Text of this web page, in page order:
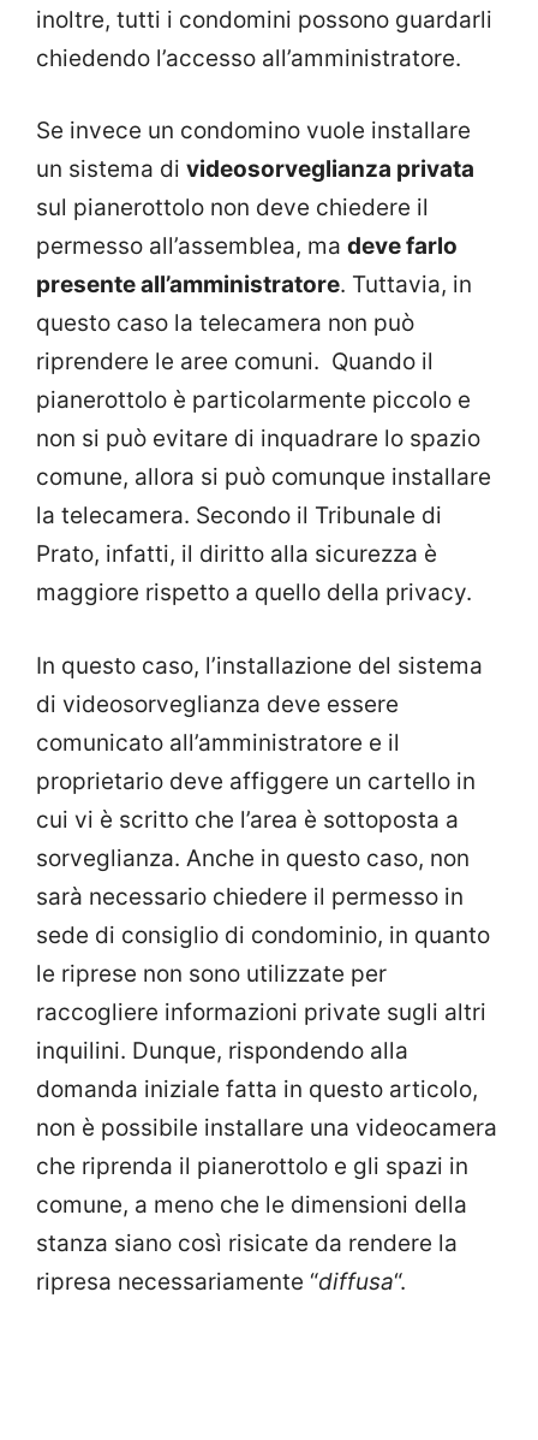
inoltre, tutti i condomini possono guardarli
chiedendo l’accesso all’amministratore.
Se invece un condomino vuole installare
un sistema di videosorveglianza privata
sul pianerottolo non deve chiedere il
permesso all’assemblea, ma deve farlo
presente all’amministratore. Tuttavia, in
questo caso la telecamera non può
riprendere le aree comuni. Quando il
pianerottolo è particolarmente piccolo e
non si può evitare di inquadrare lo spazio
comune, allora si può comunque installare
la telecamera. Secondo il Tribunale di
Prato, infatti, il diritto alla sicurezza è
maggiore rispetto a quello della privacy.
In questo caso, l’installazione del sistema
di videosorveglianza deve essere
comunicato all’amministratore e il
proprietario deve affiggere un cartello in
cui vi è scritto che l’area è sottoposta a
sorveglianza. Anche in questo caso, non
sarà necessario chiedere il permesso in
sede di consiglio di condominio, in quanto
le riprese non sono utilizzate per
raccogliere informazioni private sugli altri
inquilini. Dunque, rispondendo alla
domanda iniziale fatta in questo articolo,
non è possibile installare una videocamera
che riprenda il pianerottolo e gli spazi in
comune, a meno che le dimensioni della
stanza siano così risicate da rendere la
ripresa necessariamente “diffusa“.